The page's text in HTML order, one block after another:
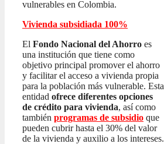
vulnerables en Colombia.
Vivienda subsidiada 100%
El Fondo Nacional del Ahorro es
una institución que tiene como
objetivo principal promover el ahorro
y facilitar el acceso a vivienda propia
para la población más vulnerable. Esta
entidad ofrece diferentes opciones
de crédito para vivienda, así como
también programas de subsidio que
pueden cubrir hasta el 30% del valor
de la vivienda y auxilio a los intereses.